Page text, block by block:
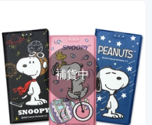
補貨中